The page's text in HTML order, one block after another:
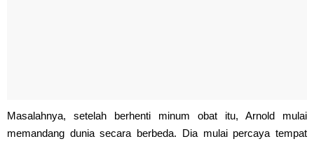
Masalahnya, setelah berhenti minum obat itu, Arnold mulai
memandang dunia secara berbeda. Dia mulai percaya tempat